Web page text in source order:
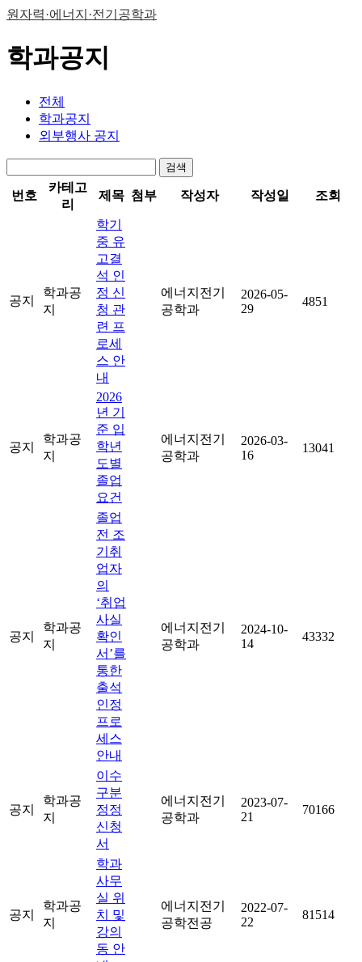
원자력·에너지·전기공학과
학과공지
전체
학과공지
외부행사 공지
검색
번호
카테고
리
제목 첨부 작성자 작성일 조회
공지
학과공
지
학기
중 유
고결
석 인
정 신
청 관
련 프
로세
스 안
내
에너지전기
공학과
2026-05-
29
4851
공지
학과공
지
2026
년 기
준 입
학년
도별
졸업
요건
에너지전기
공학과
2026-03-
16
13041
공지
학과공
지
졸업
전 조
기취
업자
의
‘취업
사실
확인
서’를
통한
출석
인정
프로
세스
안내
에너지전기
공학과
2024-10-
14
43332
공지
학과공
지
이수
구분
정정
신청
서
에너지전기
공학과
2023-07-
21
70166
공지
학과공
지
학과
사무
실 위
치 및
강의
동 안
에너지전기
공학전공
2022-07-
22
81514